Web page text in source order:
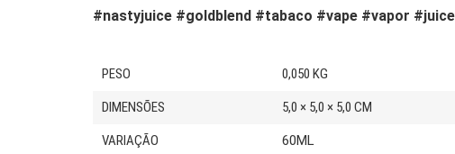
#nastyjuice #goldblend #tabaco #vape #vapor
PESO 0,050 KG
DIMENSÕES 5,0 × 5,0 × 5,0 CM
VARIAÇÃO 60ML